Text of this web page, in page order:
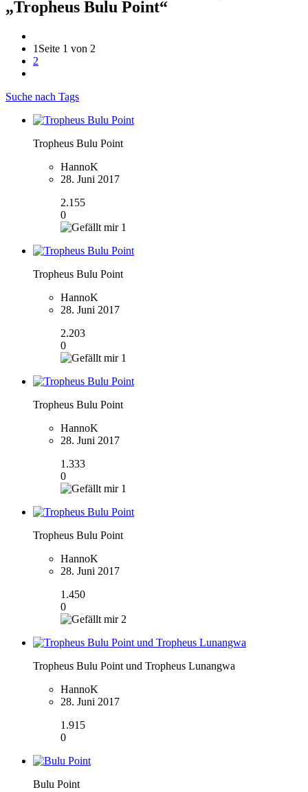
„Tropheus Bulu Point“
1 Seite 1 von 2
2
Suche nach Tags
Tropheus Bulu Point
HannoK
28. Juni 2017
2.155
0
1
Tropheus Bulu Point
HannoK
28. Juni 2017
2.203
0
1
Tropheus Bulu Point
HannoK
28. Juni 2017
1.333
0
1
Tropheus Bulu Point
HannoK
28. Juni 2017
1.450
0
2
Tropheus Bulu Point und Tropheus Lunangwa
HannoK
28. Juni 2017
1.915
0
Bulu Point